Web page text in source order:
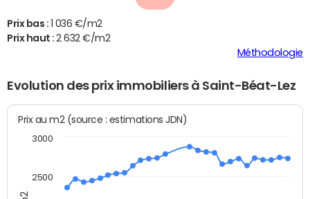
Prix bas :
1 036 €/m2
Prix haut :2 632 €/m2
Méthodologie
Evolution des prix immobiliers à Saint-Béat-Lez
Prix au m2 (source : estimations JDN)
2500
3000